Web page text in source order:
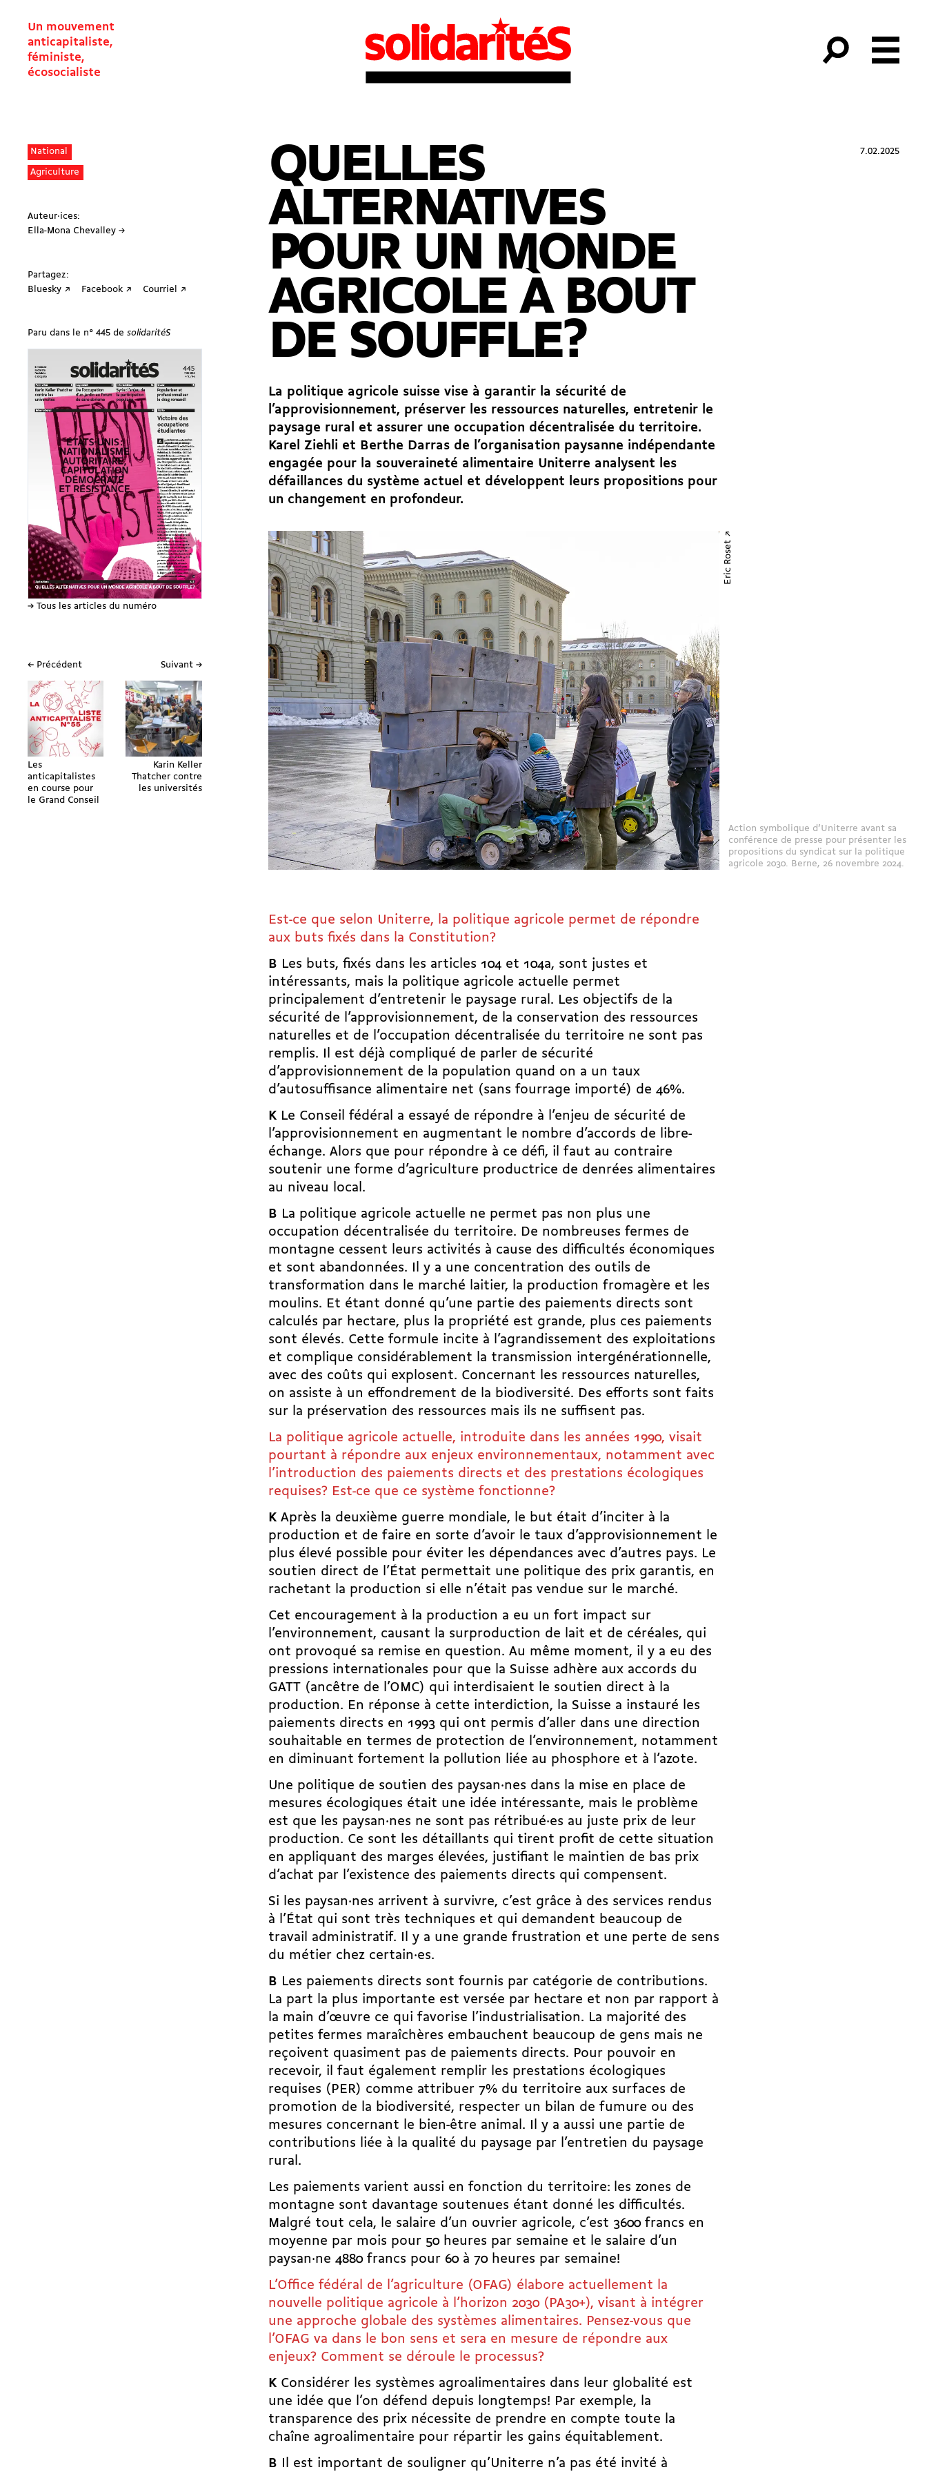
Un mouvement
anticapitaliste,
féministe,
écosocialiste
National
Agriculture
Auteur·ices:
Ella-Mona Chevalley →
Partagez:
Bluesky ↗
Facebook ↗ Courriel ↗
Paru dans le n° 445 de solidaritéS
→ Tous les articles du numéro
← Précédent
Les
anticapitalistes
en course pour
le Grand Conseil
Suivant →
Karin Keller
Thatcher contre
les universités
7.02.2025
QUELLES
ALTERNATIVES
POUR UN MONDE
AGRICOLE À BOUT
DE SOUFFLE?
La politique agricole suisse vise à garantir la sécurité de
l’approvisionnement, préserver les ressources naturelles, entretenir le
paysage rural et assurer une occupation décentralisée du territoire.
Karel Ziehli et Berthe Darras de l’organisation paysanne indépendante
engagée pour la souveraineté alimentaire Uniterre analysent les
défaillances du système actuel et développent leurs propositions pour
un changement en profondeur.
Action symbolique d’Uniterre avant sa
conférence de presse pour présenter les
propositions du syndicat sur la politique
agricole 2030. Berne, 26 novembre 2024.
Eric Roset ↗
Est-ce que selon Uniterre, la politique agricole permet de répondre
aux buts fixés dans la Constitution?
B Les buts, fixés dans les articles 104 et 104a, sont justes et
intéressants, mais la politique agricole actuelle permet
principalement d’entretenir le paysage rural. Les objectifs de la
sécurité de l’approvisionnement, de la conservation des ressources
naturelles et de l’occupation décentralisée du territoire ne sont pas
remplis. Il est déjà compliqué de parler de sécurité
d’approvisionnement de la population quand on a un taux
d’autosuffisance alimentaire net (sans fourrage importé) de 46%.
KLe Conseil fédéral a essayé de répondre à l’enjeu de sécurité de
l’approvisionnement en augmentant le nombre d’accords de libre-
échange. Alors que pour répondre à ce défi, il faut au contraire
soutenir une forme d’agriculture productrice de denrées alimentaires
au niveau local.
B La politique agricole actuelle ne permet pas non plus une
occupation décentralisée du territoire. De nombreuses fermes de
montagne cessent leurs activités à cause des difficultés économiques
et sont abandonnées. Il y a une concentration des outils de
transformation dans le marché laitier, la production fromagère et les
moulins. Et étant donné qu’une partie des paiements directs sont
calculés par hectare, plus la propriété est grande, plus ces paiements
sont élevés. Cette formule incite à l’agrandissement des exploitations
et complique considérablement la transmission intergénérationnelle,
avec des coûts qui explosent. Concernant les ressources naturelles,
on assiste à un effondrement de la biodiversité. Des efforts sont faits
sur la préservation des ressources mais ils ne suffisent pas.
La politique agricole actuelle, introduite dans les années 1990, visait
pourtant à répondre aux enjeux environnementaux, notamment avec
l’introduction des paiements directs et des prestations écologiques
requises? Est-ce que ce système fonctionne?
KAprès la deuxième guerre mondiale, le but était d’inciter à la
production et de faire en sorte d’avoir le taux d’approvisionnement le
plus élevé possible pour éviter les dépendances avec d’autres pays. Le
soutien direct de l’État permettait une politique des prix garantis, en
rachetant la production si elle n’était pas vendue sur le marché.
Cet encouragement à la production a eu un fort impact sur
l’environnement, causant la surproduction de lait et de céréales, qui
ont provoqué sa remise en question. Au même moment, il y a eu des
pressions internationales pour que la Suisse adhère aux accords du
GATT (ancêtre de l’OMC) qui interdisaient le soutien direct à la
production. En réponse à cette interdiction, la Suisse a instauré les
paiements directs en 1993 qui ont permis d’aller dans une direction
souhaitable en termes de protection de l’environnement, notamment
en diminuant fortement la pollution liée au phosphore et à l’azote.
Une politique de soutien des paysan·nes dans la mise en place de
mesures écologiques était une idée intéressante, mais le problème
est que les paysan·nes ne sont pas rétribué·es au juste prix de leur
production. Ce sont les détaillants qui tirent profit de cette situation
en appliquant des marges élevées, justifiant le maintien de bas prix
d’achat par l’existence des paiements directs qui compensent.
Si les paysan·nes arrivent à survivre, c’est grâce à des services rendus
à l’État qui sont très techniques et qui demandent beaucoup de
travail administratif. Il y a une grande frustration et une perte de sens
du métier chez certain·es.
B Les paiements directs sont fournis par catégorie de contributions.
La part la plus importante est versée par hectare et non par rapport à
la main d’œuvre ce qui favorise l’industrialisation. La majorité des
petites fermes maraîchères embauchent beaucoup de gens mais ne
reçoivent quasiment pas de paiements directs. Pour pouvoir en
recevoir, il faut également remplir les prestations écologiques
requises (PER) comme attribuer 7% du territoire aux surfaces de
promotion de la biodiversité, respecter un bilan de fumure ou des
mesures concernant le bien-être animal. Il y a aussi une partie de
contributions liée à la qualité du paysage par l’entretien du paysage
rural.
Les paiements varient aussi en fonction du territoire: les zones de
montagne sont davantage soutenues étant donné les difficultés.
Malgré tout cela, le salaire d’un ouvrier agricole, c’est 3600 francs en
moyenne par mois pour 50 heures par semaine et le salaire d’un
paysan·ne 4880 francs pour 60 à 70 heures par semaine!
L’Office fédéral de l’agriculture (OFAG) élabore actuellement la
nouvelle politique agricole à l’horizon 2030 (PA30+), visant à intégrer
une approche globale des systèmes alimentaires. Pensez-vous que
l’OFAG va dans le bon sens et sera en mesure de répondre aux
enjeux? Comment se déroule le processus?
KConsidérer les systèmes agroalimentaires dans leur globalité est
une idée que l’on défend depuis longtemps! Par exemple, la
transparence des prix nécessite de prendre en compte toute la
chaîne agroalimentaire pour répartir les gains équitablement.
B Il est important de souligner qu’Uniterre n’a pas été invité à